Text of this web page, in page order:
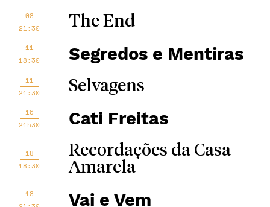
08
21:30
The End
11
18:30
Segredos e Mentiras
11
21:30
Selvagens
16
21h30
Cati Freitas
18
18:30
Recordações da Casa
Amarela
18
Vai e Vem